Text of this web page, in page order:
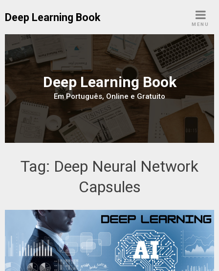
Deep Learning Book
MENU
Deep Learning Book
Em Português, Online e Gratuito
Tag: Deep Neural Network
Capsules